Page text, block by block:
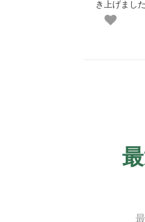
き上げました